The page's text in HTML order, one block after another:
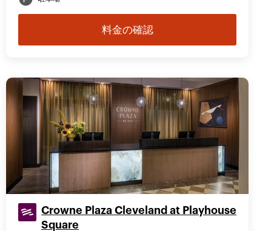
料金の確認
Crowne Plaza Cleveland at Playhouse
Square